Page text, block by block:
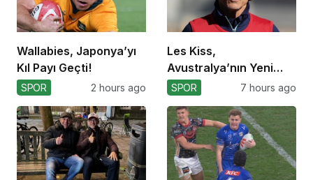
Wallabies, Japonya’yı
Kıl Payı Geçti!
SPOR 2 hours ago
Les Kiss,
Avustralya’nın Yeni
Koçu Olarak Debüt
SPOR 7 hours ago